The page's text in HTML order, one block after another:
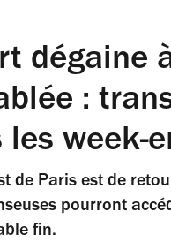
dégaine
:
week-
de Paris est de
pourront
fin.